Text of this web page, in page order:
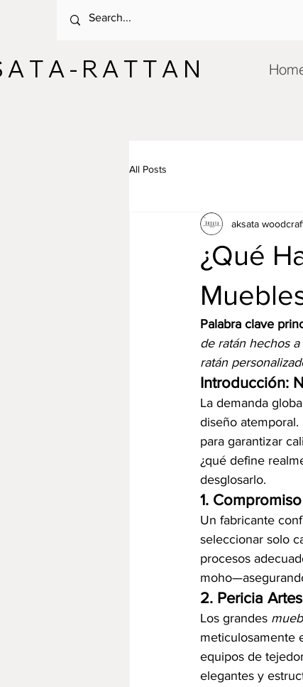
A T A - R A T T A N
All Posts
¿Qué
aksata
Palabra clave
de ratán hechos
ratán
Introducción:
La demanda
diseño
para garantizar
¿qué define
desglosarlo.
1.
Un fabricante
seleccionar solo
procesos
2. Pericia
Los grandes
meticulosamente
equipos de
elegantes y